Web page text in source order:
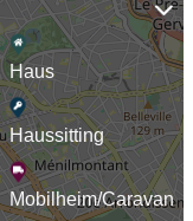
Haus
Haussitting
Mobilheim/Caravan